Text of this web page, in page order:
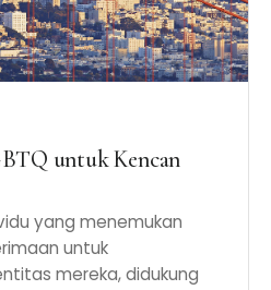
untuk Kencan
yang menemukan
untuk
mereka, didukung